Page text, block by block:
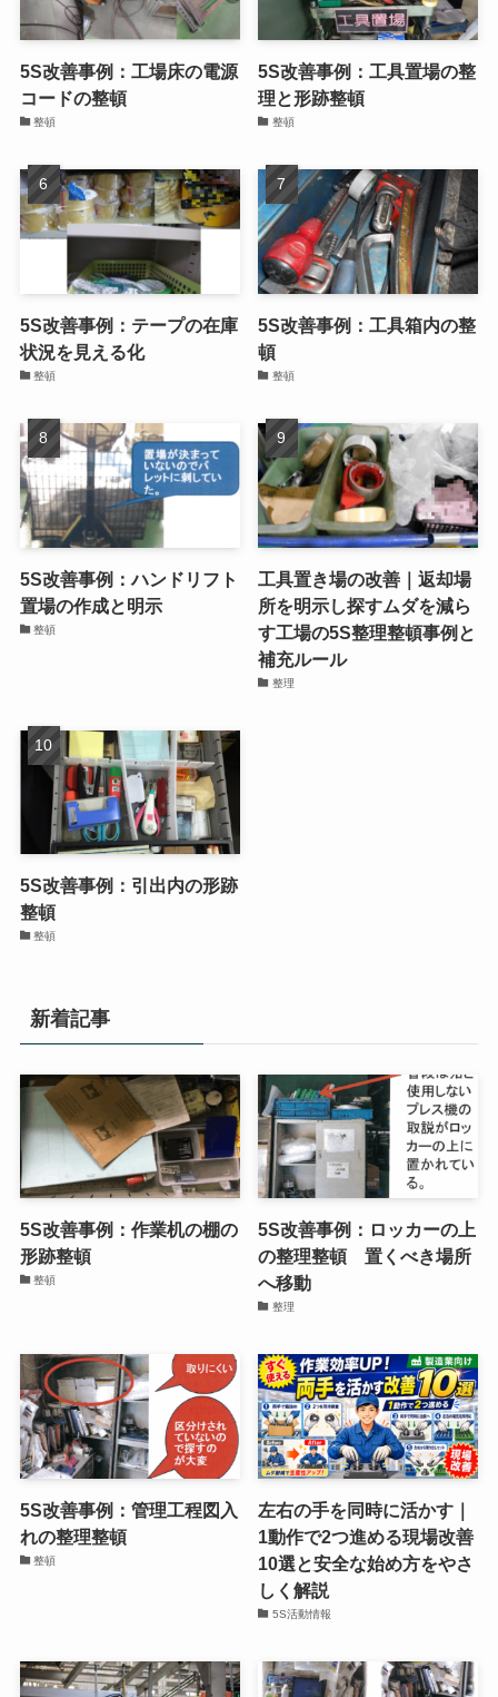
5S改善事例：備品棚の整理
整理
5S改善事例：掃除当番表の
再作成
5S改善事例：工場床の電源
コードの整頓
5S改善事例：工具置場の整
理と形跡整頓
5S改善事例：テープの在庫
状況を見える化
5S改善事例：工具箱内の整
頓
整頓
5S改善事例：ハンドリフト
置場の作成と明示
整頓
5S改善事例：引出内の形跡
整頓
5S改善事例：作業机の棚の
形跡整頓
整頓
5S改善事例：ロッカーの上
の整理整頓 置くべき場所
へ移動
整理